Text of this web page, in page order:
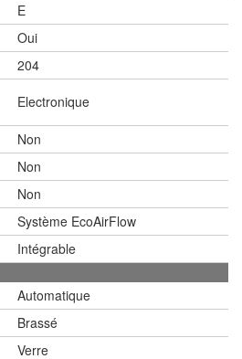
E
Oui
204
Electronique
Non
Non
Non
Système EcoAirFlow
Intégrable
Automatique
Brassé
Verre